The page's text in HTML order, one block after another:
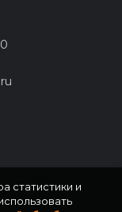
статистики и